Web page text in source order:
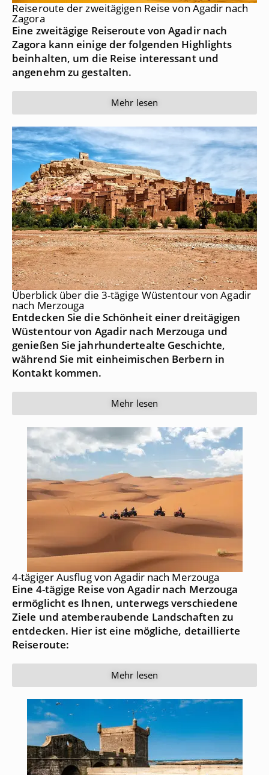
Reiseroute der zweitägigen Reise von Agadir nach
Zagora
Eine zweitägige Reiseroute von Agadir nach
Zagora kann einige der folgenden Highlights
beinhalten, um die Reise interessant und
angenehm zu gestalten.
Mehr lesen
Überblick über die 3-tägige Wüstentour von Agadir
nach Merzouga
Entdecken Sie die Schönheit einer dreitägigen
Wüstentour von Agadir nach Merzouga und
genießen Sie jahrhundertealte Geschichte,
während Sie mit einheimischen Berbern in
Kontakt kommen.
Mehr lesen
4-tägiger Ausflug von Agadir nach Merzouga
Eine 4-tägige Reise von Agadir nach Merzouga
ermöglicht es Ihnen, unterwegs verschiedene
Ziele und atemberaubende Landschaften zu
entdecken. Hier ist eine mögliche, detaillierte
Reiseroute:
Mehr lesen